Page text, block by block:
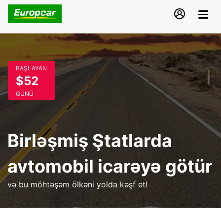
BAŞLAYAN
$52
GÜNÜ
Birləşmiş Ştatlarda
avtomobil icarəyə götür
və bu möhtəşəm ölkəni yolda kəşf et!